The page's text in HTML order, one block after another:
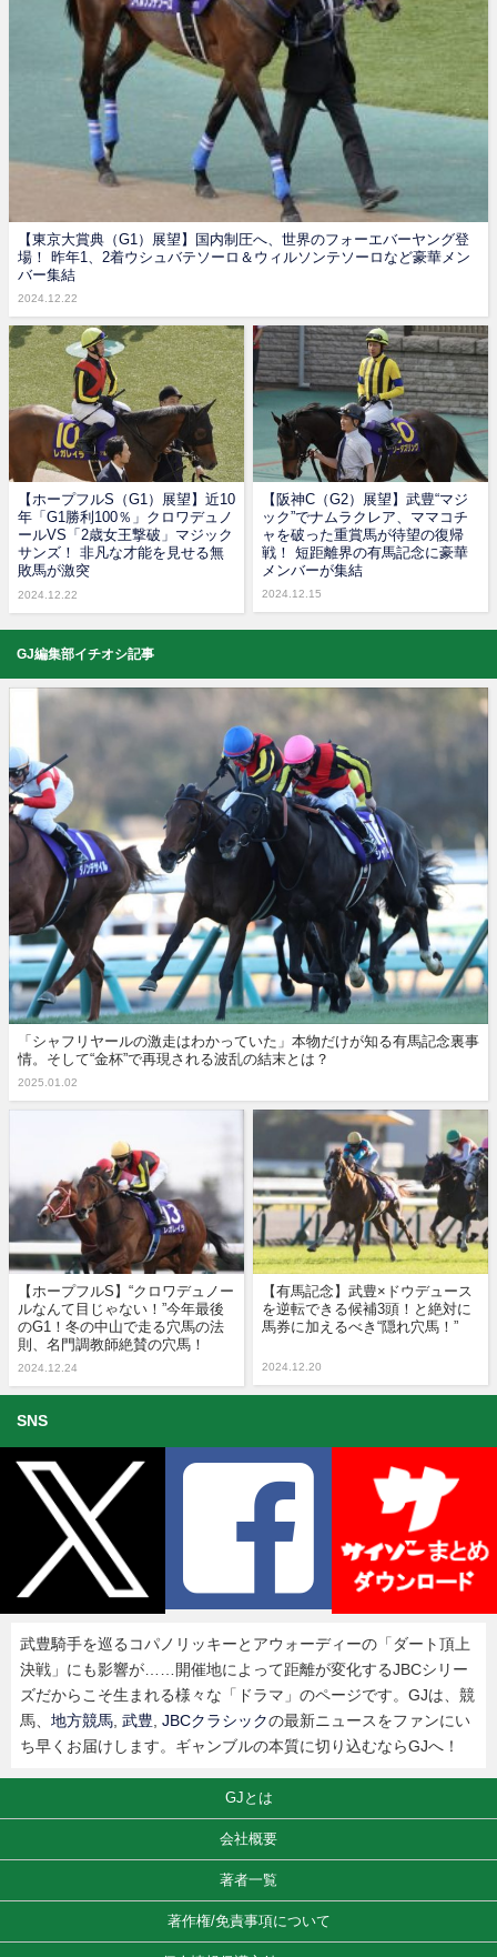
【東京大賞典（G1）展望】国内制圧へ、世界のフォーエバーヤング登
場！ 昨年1、2着ウシュバテソーロ＆ウィルソンテソーロなど豪華メン
バー集結
2024.12.22
【ホープフルS（G1）展望】近10
年「G1勝利100％」クロワデュノ
ールVS「2歳女王撃破」マジック
サンズ！ 非凡な才能を見せる無
敗馬が激突
2024.12.22
【阪神C（G2）展望】武豊“マジ
ック”でナムラクレア、ママコチ
ャを破った重賞馬が待望の復帰
戦！ 短距離界の有馬記念に豪華
メンバーが集結
2024.12.15
GJ編集部イチオシ記事
「シャフリヤールの激走はわかっていた」本物だけが知る有馬記念裏事
情。そして“金杯”で再現される波乱の結末とは？
2025.01.02
【ホープフルS】“クロワデュノー
ルなんて目じゃない！”今年最後
のG1！冬の中山で走る穴馬の法
則、名門調教師絶賛の穴馬！
2024.12.24
【有馬記念】武豊×ドウデュース
を逆転できる候補3頭！と絶対に
馬券に加えるべき“隠れ穴馬！”
2024.12.20
SNS
武豊騎手を巡るコパノリッキーとアウォーディーの「ダート頂上
決戦」にも影響が……開催地によって距離が変化するJBCシリー
ズだからこそ生まれる様々な「ドラマ」のページです。GJは、競
馬、 地方競馬 武豊 JBCクラシックの最新ニュースをファンにい
ち早くお届けします。ギャンブルの本質に切り込むならGJへ！
GJとは
会社概要
著者一覧
著作権/免責事項について